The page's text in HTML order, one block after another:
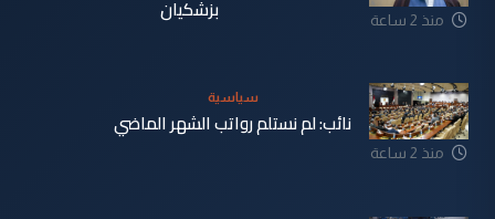
منذ 2 ساعة بزشكيان
منذ 2 ساعة
سياسية
نائب: لم نستلم رواتب الشهر الماضي